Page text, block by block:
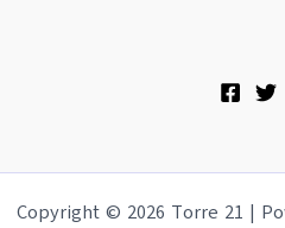
Copyright © 2026 Torre 21 |